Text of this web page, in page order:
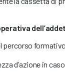
percorso
d’azione in